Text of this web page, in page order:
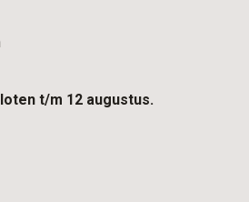
t/m 12 augustus.